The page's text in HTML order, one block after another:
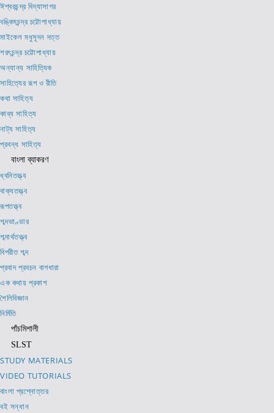
ঈশ্বরচন্দ্র বিদ্যাসাগর
বঙ্কিমচন্দ্র চট্টোপাধ্যায়
মাইকেল মধুসূদন দত্ত
শরৎচন্দ্র চট্টোপাধ্যায়
অন্যান্য সাহিত্যিক
সাহিত্যের রূপ ও রীতি
কথা সাহিত্য
কাব্য সাহিত্য
নাট্য সাহিত্য
প্রবন্ধ সাহিত্য
বাংলা ব্যাকরণ
ধ্বনিতত্ত্ব
বাক্যতত্ত্ব
রূপতত্ত্ব
শব্দভাণ্ডার
শব্দার্থতত্ত্ব
বিপরীত শব্দ
প্রবাদ প্রবচন বাগধারা
এক কথায় প্রকাশ
শৈলিবিজ্ঞান
নির্মিতি
পাঁচমিশালী
SLST
STUDY MATERIALS
VIDEO TUTORIALS
বাংলা প্রশ্নোত্তর
বই সন্ধান